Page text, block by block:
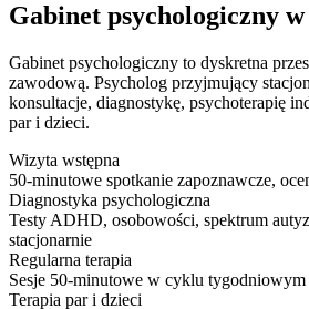
Gabinet psychologiczny
Gabinet psychologiczny to dyskretna
zawodową. Psycholog przyjmujący
konsultacje, diagnostykę, psychoterapię
par i dzieci.
Wizyta wstępna
50-minutowe spotkanie zapoznawcze,
Diagnostyka psychologiczna
Testy ADHD, osobowości, spektrum
stacjonarnie
Regularna terapia
Sesje 50-minutowe w cyklu
Terapia par i dzieci